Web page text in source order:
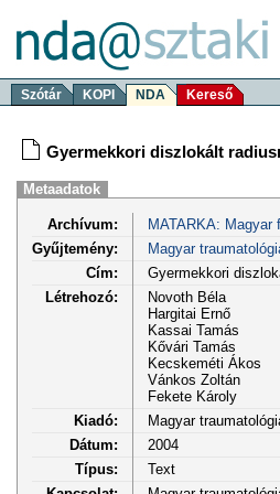
Szótár KOPI NDA Kereső
Gyermekkori diszlokált
Metaadatok
Archívum:
MATARKA: Magyar
Gyűjtemény:
Magyar
Cím:
Gyermekkori
Létrehozó:
Novoth Béla
Hargitai Ernő
Kassai Tamás
Kővári Tamás
Kecskeméti Ákos
Vánkos Zoltán
Fekete Károly
Kiadó:
Magyar
Dátum:
2004
Típus:
Text